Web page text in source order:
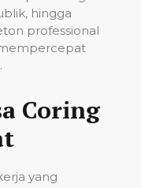
hingga
professional
Coring
yang